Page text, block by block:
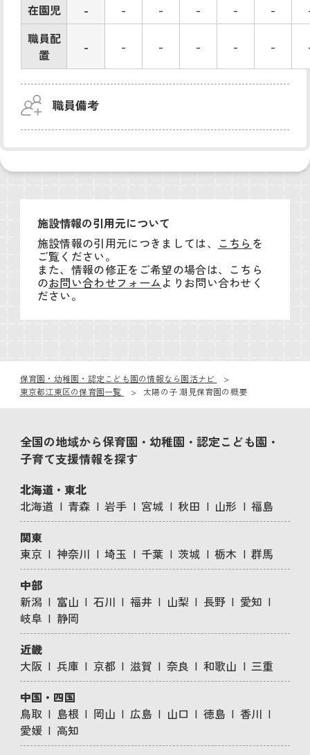
在園児
- - - - - -
職員配
置
- - - - - -
職員備考
施設情報の引用元について
施設情報の引用元につきましては、 こちら を
ご覧ください。
また、情報の修正をご希望の場合は、こちら
のお問い合わせフォームよりお問い合わせく
ださい。
保育園・幼稚園・認定こども園の情報なら園活ナビ
東京都江東区の保育園一覧
太陽の子 潮見保育園の概要
全国の地域から保育園・幼稚園・認定こども園・
子育て支援情報を探す
北海道・東北
北海道
青森 岩手 宮城 秋田 山形
福島
関東
東京
神奈川 埼玉 千葉 茨城 栃木
群馬
中部
新潟
富山 石川 福井 山梨 長野
愛知
岐阜
静岡
近畿
大阪
兵庫 京都 滋賀 奈良 和歌山
三重
中国・四国
鳥取
島根 岡山 広島 山口 徳島
香川
愛媛
高知